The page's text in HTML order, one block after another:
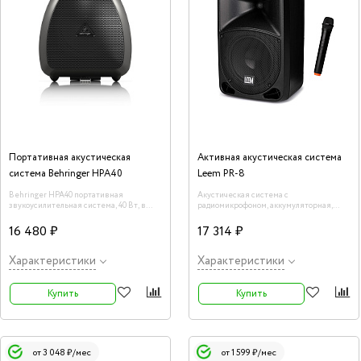
Портативная акустическая
система Behringer HPA40
Behringer HPA40 портативная
звукоусилительная система, 40 Вт, в
батарея с зарядкой, ремень.
16 480 ₽
Характеристики
Купить
Активная акустическая система
Leem PR-8
Акустическая система c
радиомикрофоном, аккумуляторная,
17 314 ₽
Характеристики
Купить
от 3 048 ₽/мес от 1 599 ₽/мес